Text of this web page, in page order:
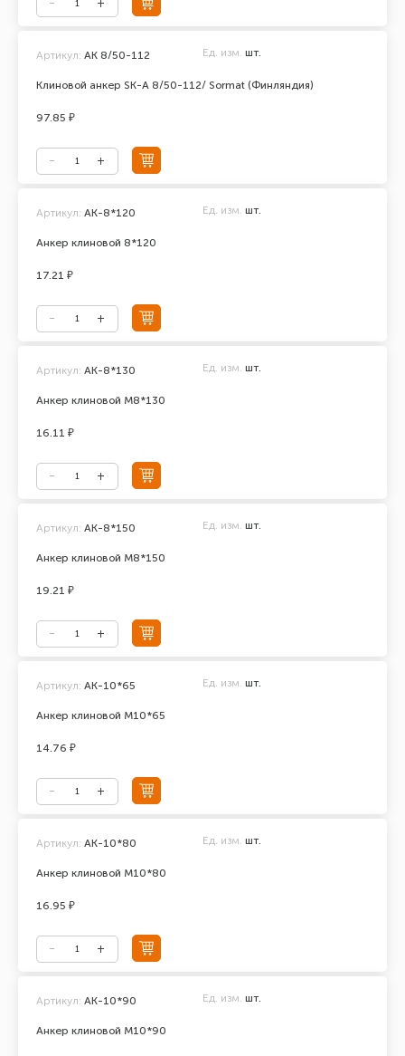
Клиновой анкер SK-A 8/50-112/ Sormat (Финляндия)
Артикул: AK 8/50-112 Ед. изм. шт.
97.85 ₽
Анкер клиновой 8*120
Артикул: АК-8*120 Ед. изм. шт.
17.21 ₽
Анкер клиновой М8*130
Артикул: АК-8*130 Ед. изм. шт.
16.11 ₽
Анкер клиновой М8*150
Артикул: АК-8*150 Ед. изм. шт.
19.21 ₽
Анкер клиновой М10*65
Артикул: АК-10*65 Ед. изм. шт.
14.76 ₽
Анкер клиновой М10*80
Артикул: АК-10*80 Ед. изм. шт.
16.95 ₽
Анкер клиновой М10*90
Артикул: АК-10*90 Ед. изм. шт.